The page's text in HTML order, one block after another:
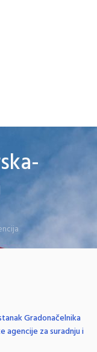
Gradonačelnika
agencije za suradnju i